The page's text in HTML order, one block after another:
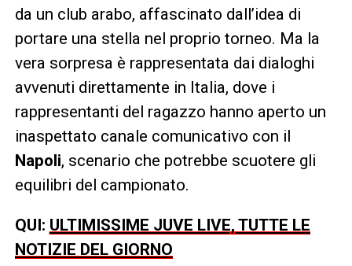
da un club arabo, affascinato dall’idea di
portare una stella nel proprio torneo. Ma la
vera sorpresa è rappresentata dai dialoghi
avvenuti direttamente in Italia, dove i
rappresentanti del ragazzo hanno aperto un
inaspettato canale comunicativo con il
Napoli, scenario che potrebbe scuotere gli
equilibri del campionato.
QUI: ULTIMISSIME JUVE LIVE, TUTTE LE
NOTIZIE DEL GIORNO